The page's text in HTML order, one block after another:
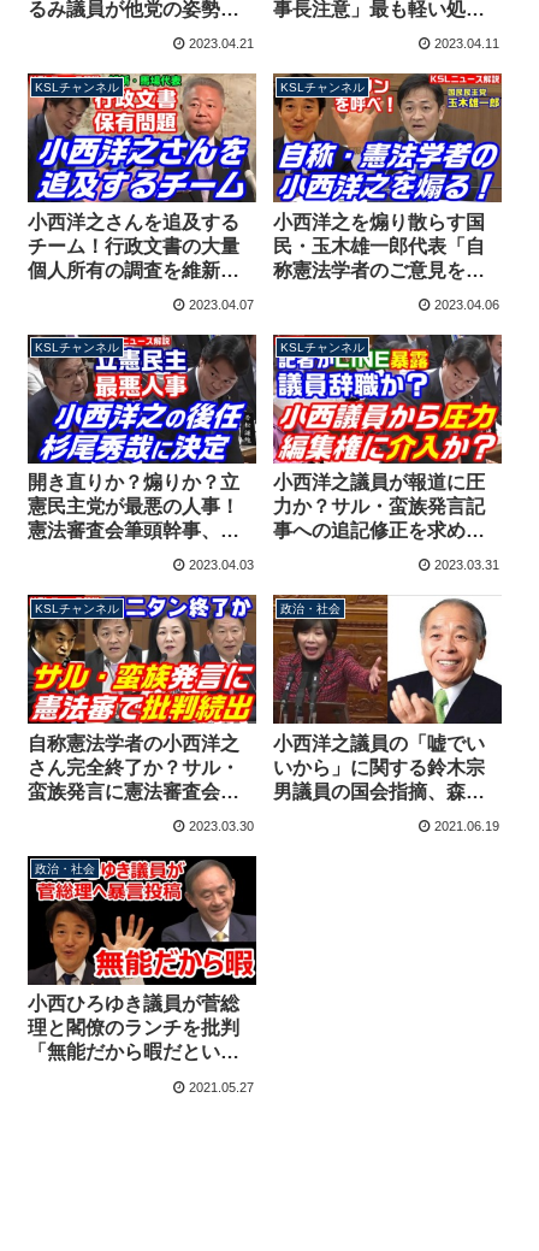
るみ議員が他党の姿勢批
判「冷笑やバカにする者
2023.04.21
事長注意」最も軽い処分
で終結宣言 オフレコで
は不適切と認定
2023.04.11
KSLチャンネル
小西洋之さんを追及する
チーム！行政文書の大量
個人所有の調査を維新・
馬場代表が立憲民主党に
2023.04.07
KSLチャンネル
小西洋之を煽り散らす国
民・玉木雄一郎代表「自
称憲法学者のご意見を賜
りたい」委員会室に失笑
2023.04.06
KSLチャンネル
開き直りか？煽りか？立
憲民主党が最悪の人事！
憲法審査会筆頭幹事、小
西洋之の後任に杉尾秀哉
2023.04.03
KSLチャンネル
小西洋之議員が報道に圧
力か？サル・蛮族発言記
事への追記修正を求め応
じなければ法的措置を取
で暴露
2023.03.31
KSLチャンネル
自称憲法学者の小西洋之
さん完全終了か？サル・
蛮族発言に憲法審査会で
批判続出！北神圭朗「驚
学者だったこと」
2023.03.30
政治・社会
小西洋之議員の「嘘でい
いから」に関する鈴木宗
男議員の国会指摘、森ゆ
うこ理事の反対で議事録
2021.06.19
政治・社会
小西ひろゆき議員が菅総
理と閣僚のランチを批判
「無能だから暇だという
いのでカロリーメイトな
2021.05.27